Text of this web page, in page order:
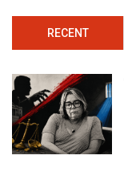
RECENT